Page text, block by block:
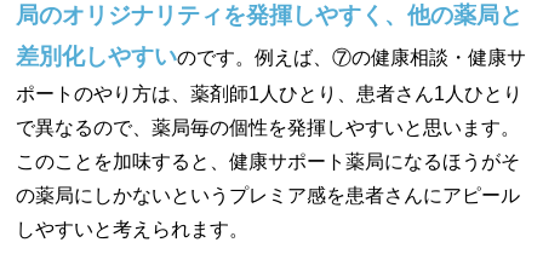
局のオリジナリティを発揮しやすく、他の薬局と
差別化しやすいのです。例えば、⑦の健康相談・健康サ
ポートのやり方は、薬剤師1人ひとり、患者さん1人ひとり
で異なるので、薬局毎の個性を発揮しやすいと思います。
このことを加味すると、健康サポート薬局になるほうがそ
の薬局にしかないというプレミア感を患者さんにアピール
しやすいと考えられます。